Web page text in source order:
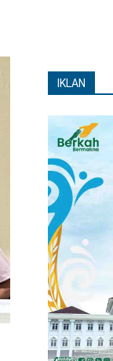
IKLAN